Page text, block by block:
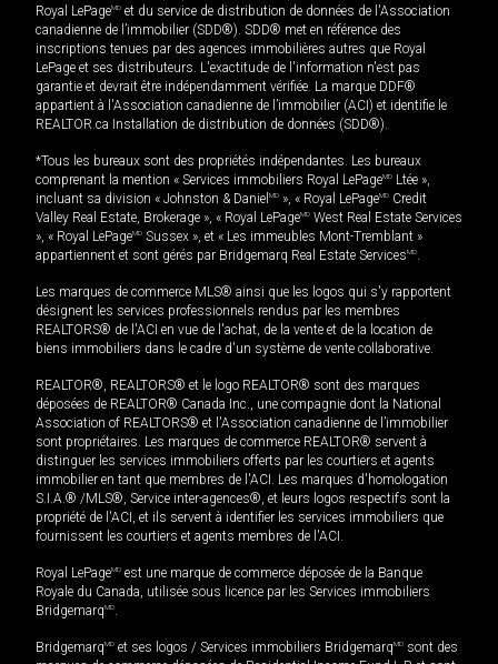
Royal LePageMD et du service de distribution de données de l'Association
canadienne de l’immobilier (SDD®). SDD® met en référence des
inscriptions tenues par des agences immobilières autres que Royal
LePage et ses distributeurs. L'exactitude de l'information n'est pas
garantie et devrait être indépendamment vérifiée. La marque DDF®
appartient à l'Association canadienne de l’immobilier (ACI) et identifie le
REALTOR.ca Installation de distribution de données (SDD®).
*Tous les bureaux sont des propriétés indépendantes. Les bureaux
comprenant la mention « Services immobiliers Royal LePageMD Ltée »,
incluant sa division « Johnston & Daniel MD », « Royal LePageMD Credit
Valley Real Estate, Brokerage », « Royal LePageMD West Real Estate Services
», « Royal LePageMD Sussex », et « Les immeubles Mont-Tremblant »
appartiennent et sont gérés par Bridgemarq Real Estate ServicesMD.
Les marques de commerce MLS® ainsi que les logos qui s'y rapportent
désignent les services professionnels rendus par les membres
REALTORS® de l'ACI en vue de l'achat, de la vente et de la location de
biens immobiliers dans le cadre d'un système de vente collaborative.
REALTOR®, REALTORS® et le logo REALTOR® sont des marques
déposées de REALTOR® Canada Inc., une compagnie dont la National
Association of REALTORS® et l'Association canadienne de l’immobilier
sont propriétaires. Les marques de commerce REALTOR® servent à
distinguer les services immobiliers offerts par les courtiers et agents
immobilier en tant que membres de l'ACI. Les marques d'homologation
S.I.A.® /MLS®, Service inter-agences®, et leurs logos respectifs sont la
propriété de l'ACI, et ils servent à identifier les services immobiliers que
fournissent les courtiers et agents membres de l'ACI.
Royal LePageMD est une marque de commerce déposée de la Banque
Royale du Canada, utilisée sous licence par les Services immobiliers
BridgemarqMD.
BridgemarqMD et ses logos / Services immobiliers BridgemarqMD sont des